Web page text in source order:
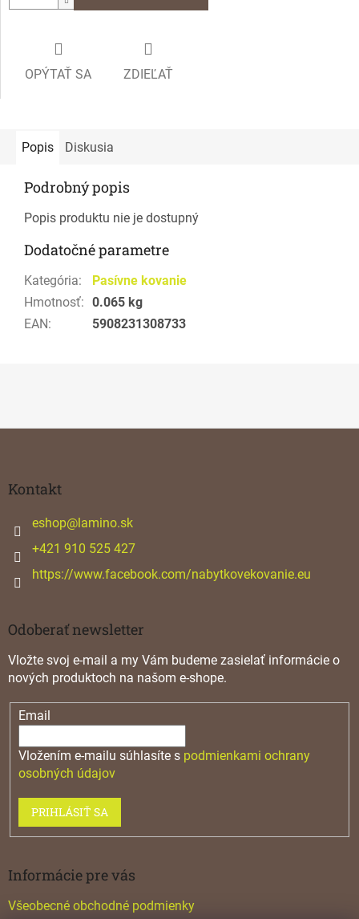
OPÝTAŤ SA ZDIEĽAŤ
Popis Diskusia
Podrobný popis
Popis produktu nie je dostupný
Dodatočné parametre
Kategória:
Pasívne kovanie
Hmotnosť: 0.065 kg
EAN: 5908231308733
Kontakt
eshop@lamino.sk
+421 910 525 427
https://www.facebook.com/nabytkovekovanie.eu
Odoberať newsletter
Vložte svoj e-mail a my Vám budeme zasielať informácie o
nových produktoch na našom e-shope.
Email
Vložením e-mailu súhlasíte s podmienkami ochrany
osobných údajov
PRIHLÁSIŤ SA
Informácie pre vás
Všeobecné obchodné podmienky